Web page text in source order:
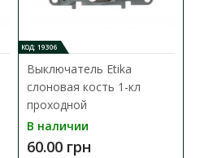
В сравнения
В закладки
КОД: 19306
Выключатель Etika
слоновая кость 1-кл
проходной
В наличии
60.00 грн